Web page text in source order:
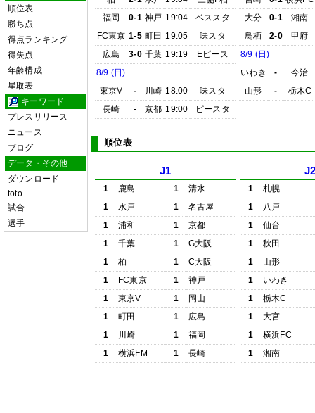
順位表
勝ち点
得点ランキング
得失点
年齢構成
星取表
キーワード
プレスリリース
ニュース
ブログ
データ・その他
ダウンロード
toto
試合
選手
福岡
0-1 神戸 19:04
ベススタ
FC東京 1-5 町田 19:05
味スタ
広島
3-0 千葉 19:19
Eピース
8/9 (日)
東京V
- 川崎 18:00
味スタ
長崎
- 京都 19:00 ピースタ
大分
0-1
湘南
鳥栖
2-0
甲府
8/9 (日)
いわき
-
今治
山形
- 栃木C
順位表
J1
1 鹿島 1
清水
1
水戸 1
名古屋
1
浦和 1
京都
1
千葉 1
G大阪
1
柏 1
C大阪
1
FC東京 1
神戸
1
東京V 1
岡山
1
町田 1
広島
1
川崎 1
福岡
1
横浜FM 1 長崎
1
札幌
1
八戸
1
仙台
1
秋田
1
山形
1
いわき
1
栃木C
1
大宮
1
横浜FC
1
湘南